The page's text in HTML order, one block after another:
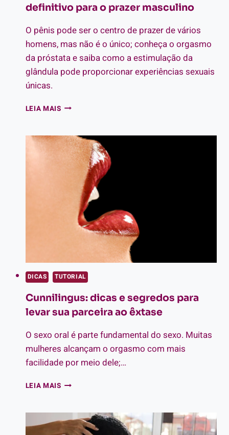
definitivo para o prazer masculino
O pênis pode ser o centro de prazer de vários
homens, mas não é o único; conheça o orgasmo
da próstata e saiba como a estimulação da
glândula pode proporcionar experiências sexuais
únicas.
LEIA MAISORGASMO
O
CAMINHO
DEFINITIVO
PRAZER
MASCULINO
DICAS TUTORIAL
Cunnilingus: dicas e segredos para
levar sua parceira ao êxtase
O sexo oral é parte fundamental do sexo. Muitas
mulheres alcançam o orgasmo com mais
facilidade por meio dele;…
LEIA MAISCUNNILINGUS:
SEGREDOS
PARA